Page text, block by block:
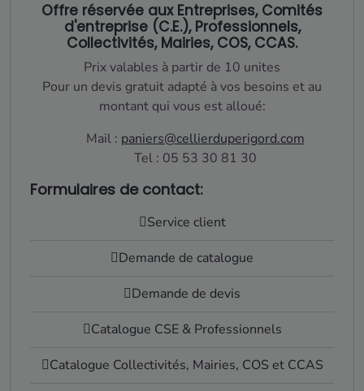
Une composition riche et assumée, pensée pour les grandes
tablées et les moments d’exception.
Offre réservée aux Entreprises, Comités
d'entreprise (C.E.), Professionnels,
Collectivités, Mairies, COS, CCAS.
Prix valables à partir de 10 unites
Pour un devis gratuit adapté à vos besoins et au
montant qui vous est alloué:
Mail : paniers@cellierduperigord.com
Tel : 05 53 30 81 30
Formulaires de contact:
Service client
Demande de catalogue
Demande de devis
Catalogue CSE & Professionnels
Catalogue Collectivités, Mairies, COS et CCAS